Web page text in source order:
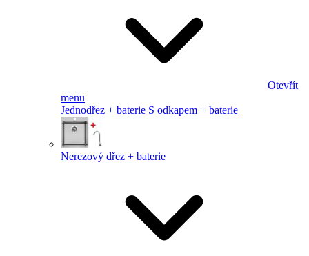
Otevřít
menu
Jednodřez + baterie S odkapem + baterie
Nerezový dřez + baterie